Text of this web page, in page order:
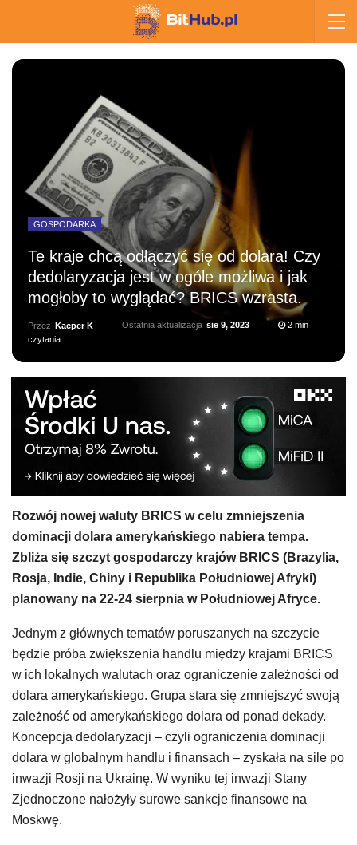
GOSPODARKA
Te kraje chcą odłączyć się od dolara! Czy
dedolaryzacja jest w ogóle możliwa i jak
mogłoby to wyglądać? BRICS wzrasta.
Przez Kacper K Ostatnia aktualizacja sie 9, 2023
2 min
czytania
Rozwój nowej waluty BRICS w celu zmniejszenia
dominacji dolara amerykańskiego nabiera tempa.
Zbliża się szczyt gospodarczy krajów BRICS (Brazylia,
Rosja, Indie, Chiny i Republika Południowej Afryki)
planowany na 22-24 sierpnia w Południowej Afryce.
Jednym z głównych tematów poruszanych na szczycie
będzie próba zwiększenia handlu między krajami BRICS
w ich lokalnych walutach oraz ograniczenie zależności od
dolara amerykańskiego. Grupa stara się zmniejszyć swoją
zależność od amerykańskiego dolara od ponad dekady.
Koncepcja dedolaryzacji – czyli ograniczenia dominacji
dolara w globalnym handlu i finansach – zyskała na sile po
inwazji Rosji na Ukrainę. W wyniku tej inwazji Stany
Zjednoczone nałożyły surowe sankcje finansowe na
Moskwę.